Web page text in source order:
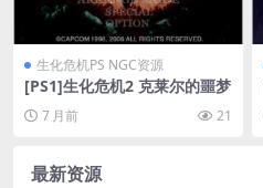
生化危机PS NGC资源
[PS1]生化危机2 克莱尔的噩梦
7 月前 21
最新资源